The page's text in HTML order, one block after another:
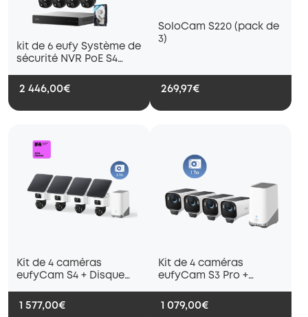
kit de 6 eufy Système de
sécurité NVR PoE S4
2 446,00€
SoloCam S220 (pack de
3)
269,97€
Kit de 4 caméras
eufyCam S4 + Disque
1 577,00€
Kit de 4 caméras
eufyCam S3 Pro +
1 079,00€